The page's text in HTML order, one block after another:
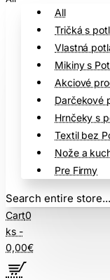
All
Tričká s
Vlastná
Mikiny s
Akciové
Darčekové
Hrnčeky s
Textil bez
Nože a
Pre Firmy
Search entire store...
Cart0
ks -
0,00€